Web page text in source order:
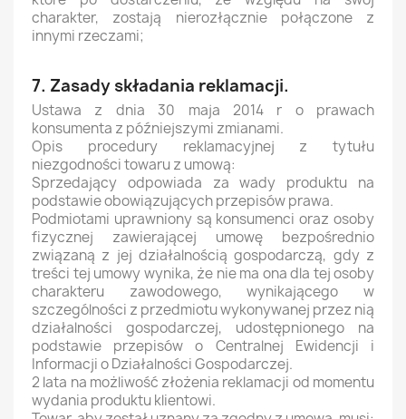
charakter, zostają nierozłącznie połączone z
innymi rzeczami;
7. Zasady składania reklamacji.
Ustawa z dnia 30 maja 2014 r o prawach
konsumenta z późniejszymi zmianami.
Opis procedury reklamacyjnej z tytułu
niezgodności towaru z umową:
Sprzedający odpowiada za wady produktu na
podstawie obowiązujących przepisów prawa.
Podmiotami uprawniony są konsumenci oraz osoby
fizycznej zawierającej umowę bezpośrednio
związaną z jej działalnością gospodarczą, gdy z
treści tej umowy wynika, że nie ma ona dla tej osoby
charakteru zawodowego, wynikającego w
szczególności z przedmiotu wykonywanej przez nią
działalności gospodarczej, udostępnionego na
podstawie przepisów o Centralnej Ewidencji i
Informacji o Działalności Gospodarczej.
2 lata na możliwość złożenia reklamacji od momentu
wydania produktu klientowi.